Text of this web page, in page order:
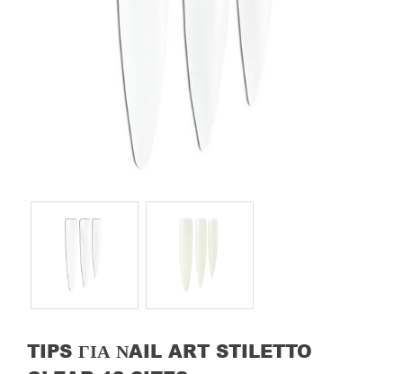
TIPS ΓΙΑ ΝAIL ART STILETTO